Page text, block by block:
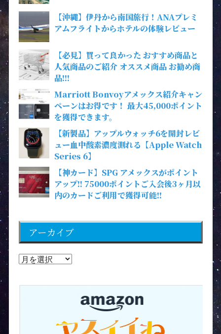
【沖縄】伊丹から南国旅行！ANAプレミ
アムフライトからホテルの体験レビュー
【必見】買って良かった おすすめ商品と
人気商品のご紹介 オススメ商品 お勧め商
品!!!
Marriott Bonvoyアメックス紹介キャン
ペーンはお得です！ 最大45,000ポイント
を獲得できます。
【新製品】アップルウォッチ6を開封レビ
ュー血中酸素濃度測れる【Apple Watch
Series 6】
【神カード】SPG アメックスがポイント
アップ!! 75000ポイントご入会後3ヶ月以
内のカードご利用で獲得可能!!
アーカイブ